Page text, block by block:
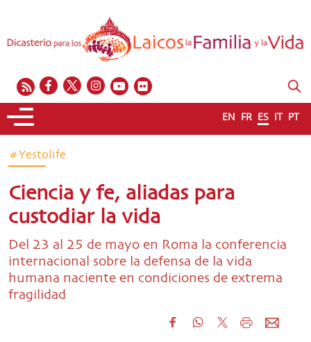
EN FR ES IT PT
#Yestolife
Ciencia y fe, aliadas para
custodiar la vida
Del 23 al 25 de mayo en Roma la conferencia
internacional sobre la defensa de la vida
humana naciente en condiciones de extrema
fragilidad